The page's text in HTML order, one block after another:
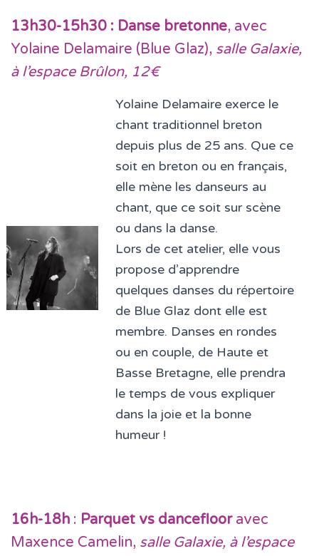
13h30-15h30 : Danse bretonne, avec
Yolaine Delamaire (Blue Glaz), salle Galaxie,
à l’espace Brûlon, 12€
Yolaine Delamaire exerce le
chant traditionnel breton
depuis plus de 25 ans. Que ce
soit en breton ou en français,
elle mène les danseurs au
chant, que ce soit sur scène
ou dans la danse.
Lors de cet atelier, elle vous
propose d’apprendre
quelques danses du répertoire
de Blue Glaz dont elle est
membre. Danses en rondes
ou en couple, de Haute et
Basse Bretagne, elle prendra
le temps de vous expliquer
dans la joie et la bonne
humeur !
16h-18h : Parquet vs danceflooravec
Maxence Camelin, salle Galaxie, à l’espace